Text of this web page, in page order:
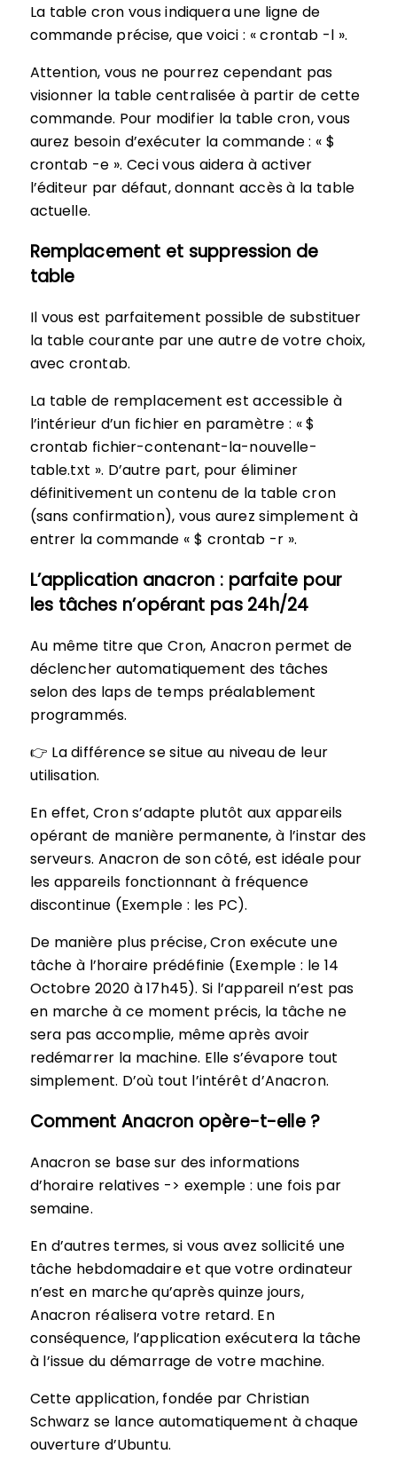
La table cron vous indiquera une ligne de
commande précise, que voici : « crontab -l ».
Attention, vous ne pourrez cependant pas
visionner la table centralisée à partir de cette
commande. Pour modifier la table cron, vous
aurez besoin d’exécuter la commande : « $
crontab -e ». Ceci vous aidera à activer
l’éditeur par défaut, donnant accès à la table
actuelle.
Remplacement et suppression de
table
Il vous est parfaitement possible de substituer
la table courante par une autre de votre choix,
avec crontab.
La table de remplacement est accessible à
l’intérieur d’un fichier en paramètre : « $
crontab fichier-contenant-la-nouvelle-
table.txt ». D’autre part, pour éliminer
définitivement un contenu de la table cron
(sans confirmation), vous aurez simplement à
entrer la commande « $ crontab -r ».
L’application anacron : parfaite pour
les tâches n’opérant pas 24h/24
Au même titre que Cron, Anacron permet de
déclencher automatiquement des tâches
selon des laps de temps préalablement
programmés.
👉 La différence se situe au niveau de leur
utilisation.
En effet, Cron s’adapte plutôt aux appareils
opérant de manière permanente, à l’instar des
serveurs. Anacron de son côté, est idéale pour
les appareils fonctionnant à fréquence
discontinue (Exemple : les PC).
De manière plus précise, Cron exécute une
tâche à l’horaire prédéfinie (Exemple : le 14
Octobre 2020 à 17h45). Si l’appareil n’est pas
en marche à ce moment précis, la tâche ne
sera pas accomplie, même après avoir
redémarrer la machine. Elle s’évapore tout
simplement. D’où tout l’intérêt d’Anacron.
Comment Anacron opère-t-elle ?
Anacron se base sur des informations
d’horaire relatives -> exemple : une fois par
semaine.
En d’autres termes, si vous avez sollicité une
tâche hebdomadaire et que votre ordinateur
n’est en marche qu’après quinze jours,
Anacron réalisera votre retard. En
conséquence, l’application exécutera la tâche
à l’issue du démarrage de votre machine.
Cette application, fondée par Christian
Schwarz se lance automatiquement à chaque
ouverture d’Ubuntu.